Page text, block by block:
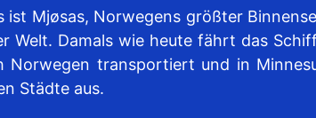
ist Mjøsas, Norwegens größter
Welt. Damals wie heute fährt das
transportiert und in
Städte aus.